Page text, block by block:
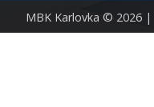
MBK Karlovka © 2026 |